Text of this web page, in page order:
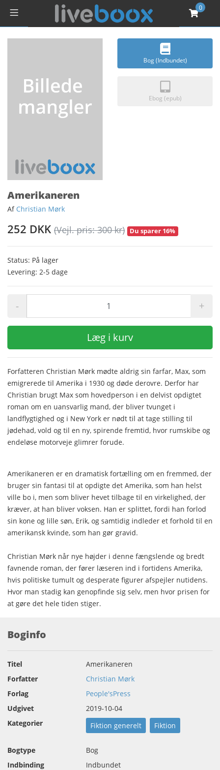
0
Bog (Indbundet)
Ebog (epub)
Amerikaneren
Af Christian Mørk
252 DKK (Vejl. pris: 300 kr) Du sparer 16%
Status: På lager
Levering: 2-5 dage
- +
Læg i kurv
Forfatteren Christian Mørk mødte aldrig sin farfar, Max, som
emigrerede til Amerika i 1930 og døde derovre. Derfor har
Christian brugt Max som hovedperson i en delvist opdigtet
roman om en uansvarlig mand, der bliver tvunget i
landflygtighed og i New York er nødt til at tage stilling til
jødehad, vold og til en ny, spirende fremtid, hvor rumskibe og
endeløse motorveje glimrer forude.
Amerikaneren er en dramatisk fortælling om en fremmed, der
bruger sin fantasi til at opdigte det Amerika, som han helst
ville bo i, men som bliver hevet tilbage til en virkelighed, der
kræver, at han bliver voksen. Han er splittet, fordi han forlod
sin kone og lille søn, Erik, og samtidig indleder et forhold til en
amerikansk kvinde, som han gør gravid.
Christian Mørk når nye højder i denne fængslende og bredt
favnende roman, der fører læseren ind i fortidens Amerika,
hvis politiske tumult og desperate figurer afspejler nutidens.
Hvor man stadig kan genopfinde sig selv, men hvor prisen for
at gøre det hele tiden stiger.
Boginfo
Titel
Amerikaneren
Forfatter
Christian Mørk
Forlag
People'sPress
Udgivet
2019-10-04
Kategorier
Fiktion generelt Fiktion
Bogtype
Bog
Indbinding
Indbundet